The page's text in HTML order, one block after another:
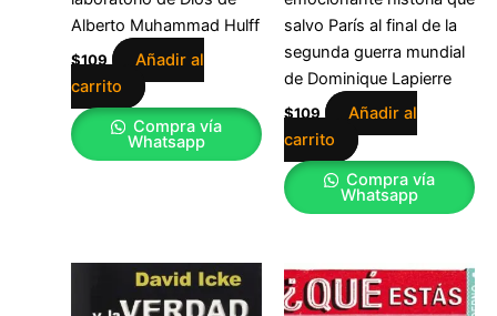
Alberto Muhammad Hulff
$109
Añadir al
carrito
Compra vía
Whatsapp
salvo París al final de la
segunda guerra mundial
de Dominique Lapierre
$109
Añadir al
carrito
Compra vía
Whatsapp